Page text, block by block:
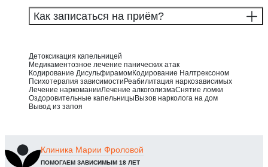
Как записаться на приём?
Детоксикация капельницей
Медикаментозное лечение панических атак
Кодирование ДисульфирамомКодирование Налтрексоном
Психотерапия зависимости Реабилитация наркозависимых
Лечение наркоманииЛечение алкоголизмаСнятие ломки
Оздоровительные капельницы Вызов нарколога на дом
Вывод из запоя
Клиника Марии Фроловой
ПОМОГАЕМ ЗАВИСИМЫМ 18 ЛЕТ